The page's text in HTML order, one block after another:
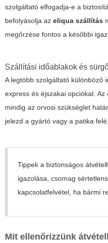
szolgáltató elfogadja-e a
befolyásolja az eliqua szállítás
megőrzése fontos a későbbi
Szállítási időablakok és
A legtöbb szolgáltató különböző
express és éjszakai opciókat. Az
mindig az orvosi szükséglet
jelezd a gyártó vagy a patika
Tippek a biztonságos
igazolása, csomag
kapcsolatfelvétel, ha bármi
Mit ellenőrizzünk